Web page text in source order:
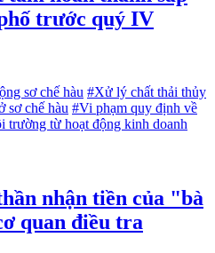
trước quý IV
sơ chế hàu #Xử lý chất thải thủy
sơ chế hàu #Vi phạm quy định về
trường từ hoạt động kinh doanh
nhận tiền của "bà
quan điều tra